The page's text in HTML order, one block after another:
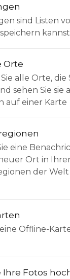
sind Listen
kannst
Orte
alle Orte, die
sehen Sie sie
auf einer Karte
eine
Ort in
der
eine Offline-
Ihre Fotos